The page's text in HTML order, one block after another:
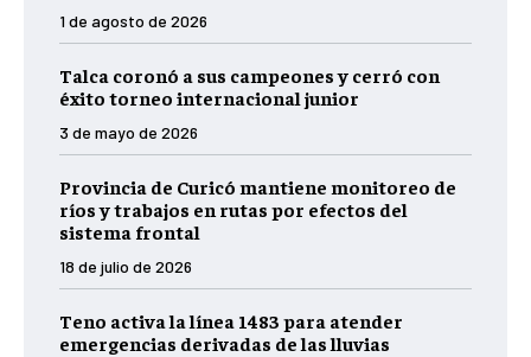
1 de agosto de 2026
Talca coronó a sus campeones y cerró con
éxito torneo internacional junior
3 de mayo de 2026
Provincia de Curicó mantiene monitoreo de
ríos y trabajos en rutas por efectos del
sistema frontal
18 de julio de 2026
Teno activa la línea 1483 para atender
emergencias derivadas de las lluvias